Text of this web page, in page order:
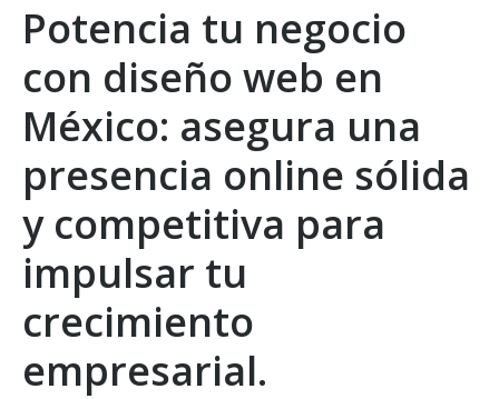
Potencia tu negocio
con diseño web en
México: asegura una
presencia online sólida
y competitiva para
impulsar tu
crecimiento
empresarial.